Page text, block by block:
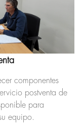
componentes
postventa de
para
equipo.